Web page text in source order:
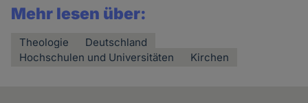
Mehr lesen über:
Theologie
Deutschland
Hochschulen und Universitäten
Kirchen